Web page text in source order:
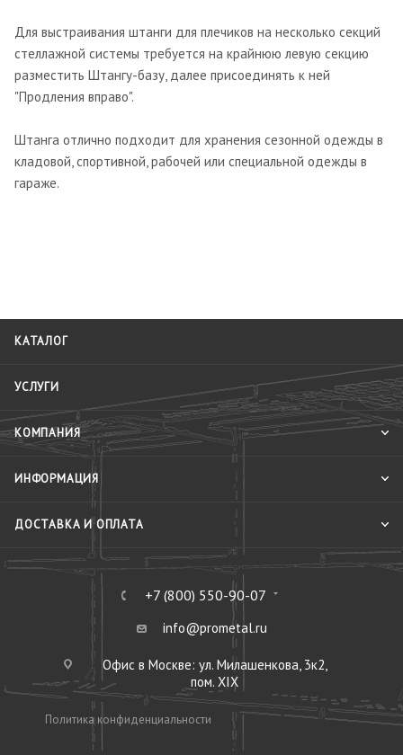
Для выстраивания штанги для плечиков на несколько секций
стеллажной системы требуется на крайнюю левую секцию
разместить Штангу-базу, далее присоединять к ней
"Продления вправо".
Штанга отлично подходит для хранения сезонной одежды в
кладовой, спортивной, рабочей или специальной одежды в
гараже.
КАТАЛОГ
УСЛУГИ
КОМПАНИЯ
ИНФОРМАЦИЯ
ДОСТАВКА И ОПЛАТА
+7 (800) 550-90-07
info@prometal.ru
Офис в Москве: ул. Милашенкова, 3к2,
пом. XIX
Политика конфиденциальности